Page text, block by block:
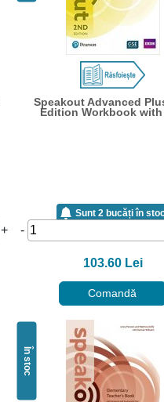
+
Speakout Advanced
Edition Workbook with
Sunt 2 bucăți în
-
103.60 Lei
Comandă
În stoc